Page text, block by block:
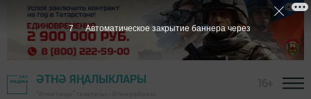
ӘТНӘ ЯҢАЛЫКЛАРЫ
6 Автоматическое закрытие баннера через